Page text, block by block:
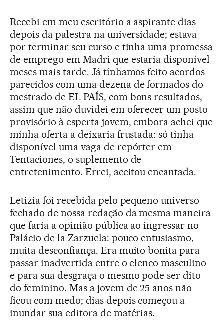
Recebi em meu escritório a aspirante dias
depois da palestra na universidade; estava
por terminar seu curso e tinha uma promessa
de emprego em Madri que estaria disponível
meses mais tarde. Já tínhamos feito acordos
parecidos com uma dezena de formados do
mestrado de EL PAÍS, com bons resultados,
assim que não duvidei em oferecer um posto
provisório à esperta jovem, embora achei que
minha oferta a deixaria frustada: só tinha
disponível uma vaga de repórter em
Tentaciones, o suplemento de
entretenimento. Errei, aceitou encantada.
Letizia foi recebida pelo pequeno universo
fechado de nossa redação da mesma maneira
que faria a opinião pública ao ingressar no
Palácio de la Zarzuela: pouco entusiasmo,
muita desconfiança. Era muito bonita para
passar inadvertida entre o elenco masculino
e para sua desgraça o mesmo pode ser dito
do feminino. Mas a jovem de 25 anos não
ficou com medo; dias depois começou a
inundar sua editora de matérias.